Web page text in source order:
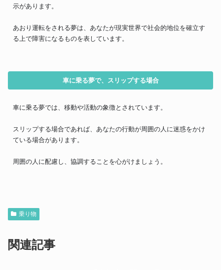
示があります。
あおり運転をされる夢は、あなたが現実世界で社会的地位を確立す
る上で障害になるものを表しています。
車に乗る夢で、スリップする場合
車に乗る夢では、移動や活動の象徴とされています。
スリップする場合であれば、あなたの行動が周囲の人に迷惑をかけ
ている場合があります。
周囲の人に配慮し、協調することを心がけましょう。
乗り物
関連記事